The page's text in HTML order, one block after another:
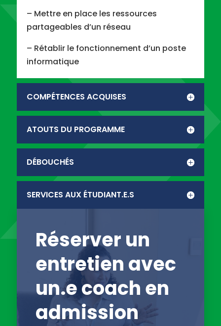
– Mettre en place les ressources
partageables d’un réseau
– Rétablir le fonctionnement d’un poste
informatique
COMPÉTENCES ACQUISES
ATOUTS DU PROGRAMME
DÉBOUCHÉS
SERVICES AUX ÉTUDIANT.E.S
Réserver un
entretien avec
un.e coach en
admission